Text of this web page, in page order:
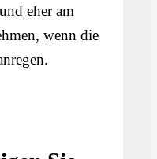
eher am
wenn die